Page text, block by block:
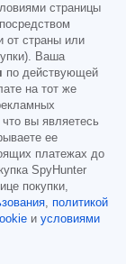
страницы
от страны или
Ваша
по действующей
на тот же
вы являетесь
ее
платежах до
SpyHunter
покупки,
, политикой
и условиями